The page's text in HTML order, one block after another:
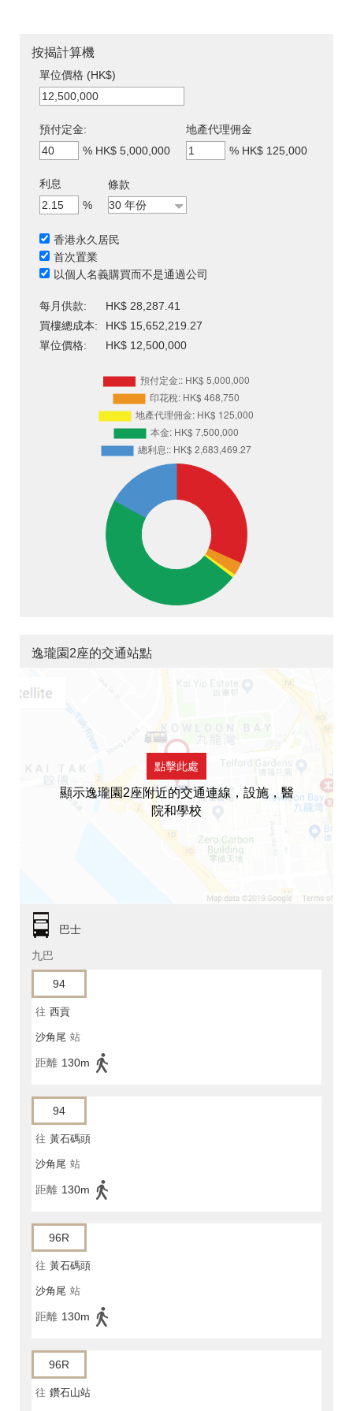
按揭計算機
單位價格 (HK$)
預付定金:
% HK$ 5,000,000
地產代理佣金
% HK$ 125,000
利息
%
條款
香港永久居民
首次置業
以個人名義購買而不是通過公司
每月供款:
HK$ 28,287.41
買樓總成本:
HK$ 15,652,219.27
單位價格:
HK$ 12,500,000
逸瓏園2座的交通站點
點擊此處
顯示逸瓏園2座附近的交通連線，設施，醫
院和學校
巴士
九巴
94
往 西貢
沙角尾 站
距離 130m
94
往 黃石碼頭
沙角尾 站
距離 130m
96R
往 黃石碼頭
沙角尾 站
距離 130m
96R
往 鑽石山站